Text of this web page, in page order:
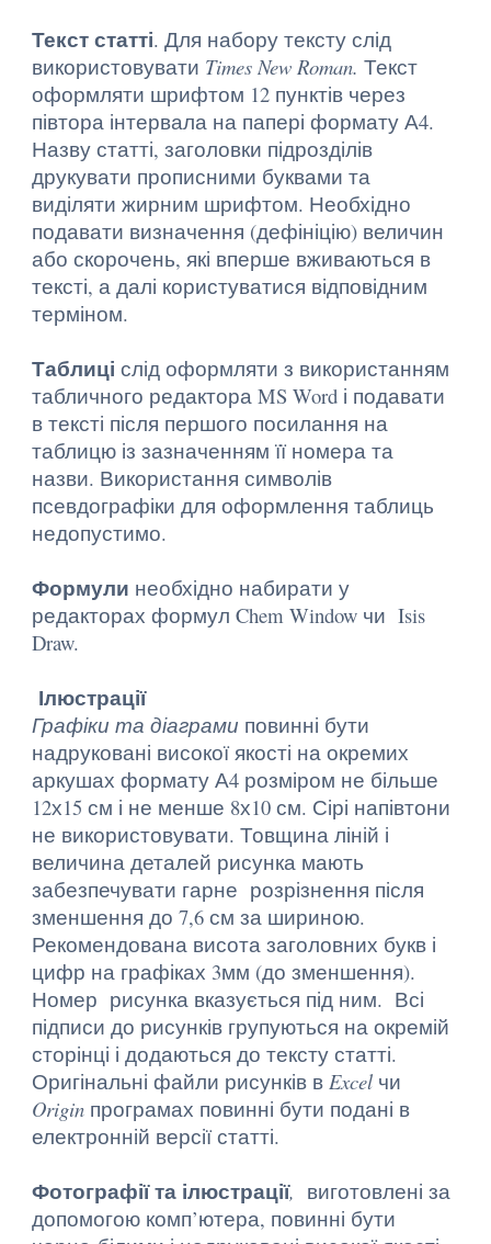
Текст статті. Для набору тексту слід
використовувати Times New Roman.Текст
оформляти шрифтом 12 пунктів через
півтора інтервала на папері формату А4.
Назву статті, заголовки підрозділів
друкувати прописними буквами та
виділяти жирним шрифтом. Необхідно
подавати визначення (дефініцію) величин
або скорочень, які вперше вживаються в
тексті, а далі користуватися відповідним
терміном.
Таблиці слід оформляти з використанням
табличного редактора MS Word і подавати
в тексті після першого посилання на
таблицю із зазначенням її номера та
назви. Використання символів
псевдографіки для оформлення таблиць
недопустимо.
Формули необхідно набирати у
редакторах формул Chem Window чи Isis
Draw.
Ілюстрації
Графіки та діаграми повинні бути
надруковані високої якості на окремих
аркушах формату А4 розміром не більше
12х15 см і не менше 8х10 см. Сірі напівтони
не використовувати. Товщина ліній і
величина деталей рисунка мають
забезпечувати гарне розрізнення після
зменшення до 7,6 см за шириною.
Рекомендована висота заголовних букв і
цифр на графіках 3мм (до зменшення).
Номер рисунка вказується під ним. Всі
підписи до рисунків групуються на окремій
сторінці і додаються до тексту статті.
Оригінальні файли рисунків вExcel чи
Origin програмах повинні бути подані в
електронній версії статті.
Фотографії та ілюстрації, виготовлені за
допомогою комп’ютера, повинні бути